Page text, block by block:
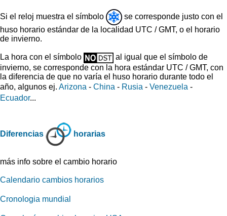
Si el reloj muestra el símbolo
se corresponde justo con el
huso horario estándar de la localidad UTC / GMT, o el horario
de invierno.
La hora con el símbolo
al igual que el símbolo de
invierno, se corresponde con la hora estándar UTC / GMT, con
la diferencia de que no varía el huso horario durante todo el
año, algunos ej. Arizona - China - Rusia - Venezuela -
Ecuador...
Diferencias horarias
más info sobre el cambio horario
Calendario cambios horarios
Cronologia mundial